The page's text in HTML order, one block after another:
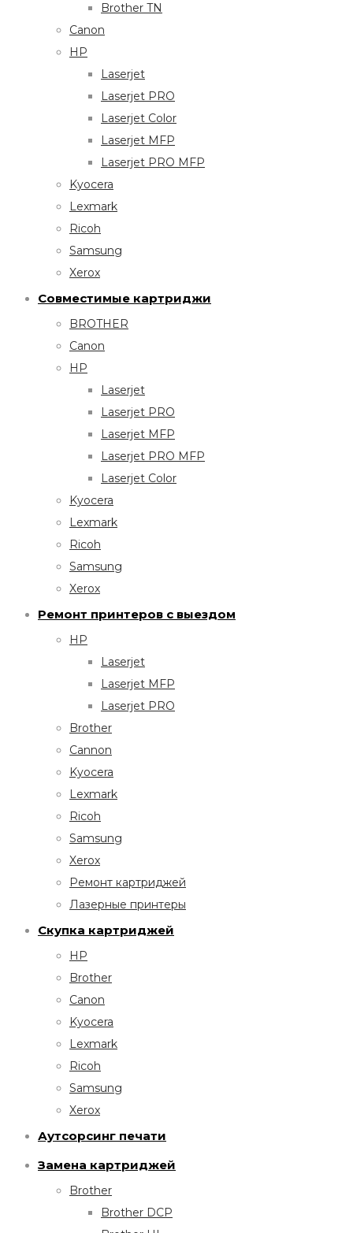
Brother TN
Canon
HP
Laserjet
Laserjet PRO
Laserjet Color
Laserjet MFP
Laserjet PRO MFP
Kyocera
Lexmark
Ricoh
Samsung
Xerox
Совместимые картриджи
BROTHER
Canon
HP
Laserjet
Laserjet PRO
Laserjet MFP
Laserjet PRO MFP
Laserjet Color
Kyocera
Lexmark
Ricoh
Samsung
Xerox
Ремонт принтеров с выездом
HP
Laserjet
Laserjet MFP
Laserjet PRO
Brother
Cannon
Kyocera
Lexmark
Ricoh
Samsung
Xerox
Ремонт картриджей
Лазерные принтеры
Скупка картриджей
HP
Brother
Canon
Kyocera
Lexmark
Ricoh
Samsung
Xerox
Аутсорсинг печати
Замена картриджей
Brother
Brother DCP